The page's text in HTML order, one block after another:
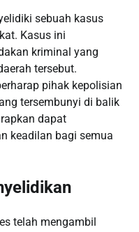
sebuah kasus
Kasus ini
kriminal yang
tersebut.
pihak kepolisian
tersembunyi di balik
dapat
keadilan bagi semua
telah mengambil